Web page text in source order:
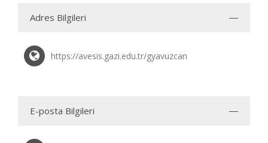
Adres Bilgileri
https://avesis.gazi.edu.tr/gyavuzcan
E-posta Bilgileri